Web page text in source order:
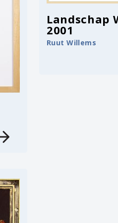
Landschap
2001
Ruut Willems